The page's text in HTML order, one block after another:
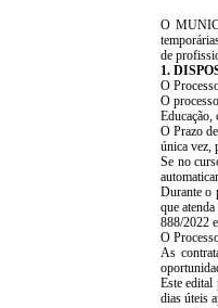
O
de
1.
O
O
Educação,
O Prazo
única vez,
Se no
Durante o
que
888/2022
O
As
Este edital
dias úteis